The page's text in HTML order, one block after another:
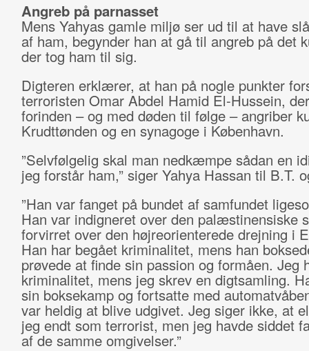
Angreb på parnasset
Mens Yahyas gamle miljø ser ud til at have
af ham, begynder han at gå til angreb på det
der tog ham til sig.
Digteren erklærer, at han på nogle punkter
terroristen Omar Abdel Hamid El-Hussein,
forinden – og med døden til følge – angriber
Krudttønden og en synagoge i København.
”Selvfølgelig skal man nedkæmpe sådan en
jeg forstår ham,” siger Yahya Hassan til B.T.
”Han var fanget på bundet af samfundet
Han var indigneret over den palæstinensiske
forvirret over den højreorienterede drejning i
Han har begået kriminalitet, mens han
prøvede at finde sin passion og formåen. Jeg
kriminalitet, mens jeg skrev en digtsamling.
sin boksekamp og fortsatte med
var heldig at blive udgivet. Jeg siger ikke, at
jeg endt som terrorist, men jeg havde siddet
af de samme omgivelser.”